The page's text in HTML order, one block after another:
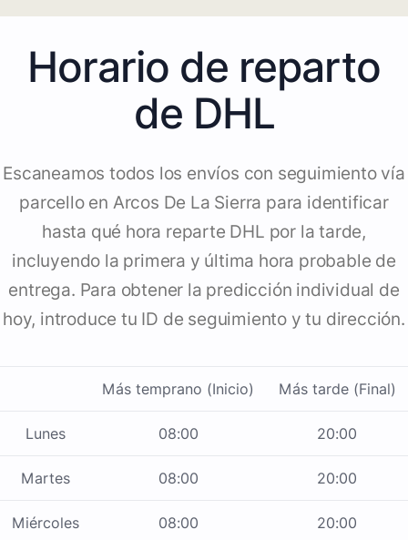
Horario de reparto
de DHL
Escaneamos todos los envíos con seguimiento vía
parcello en Arcos De La Sierra para identificar
hasta qué hora reparte DHL por la tarde,
incluyendo la primera y última hora probable de
entrega. Para obtener la predicción individual de
hoy, introduce tu ID de seguimiento y tu dirección.
Más temprano (Inicio) Más tarde (Final)
Lunes 08:00 20:00
Martes 08:00 20:00
Miércoles 08:00 20:00